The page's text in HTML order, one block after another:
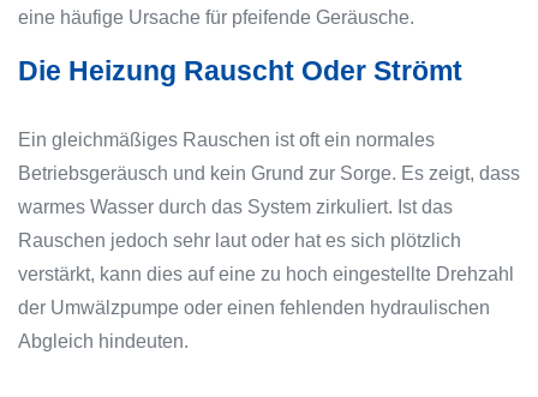
eine häufige Ursache für pfeifende Geräusche.
Die Heizung Rauscht Oder Strömt
Ein gleichmäßiges Rauschen ist oft ein normales
Betriebsgeräusch und kein Grund zur Sorge. Es zeigt, dass
warmes Wasser durch das System zirkuliert. Ist das
Rauschen jedoch sehr laut oder hat es sich plötzlich
verstärkt, kann dies auf eine zu hoch eingestellte Drehzahl
der Umwälzpumpe oder einen fehlenden hydraulischen
Abgleich hindeuten.